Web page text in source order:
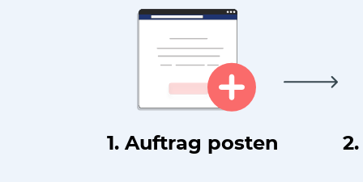
1. Auftrag posten